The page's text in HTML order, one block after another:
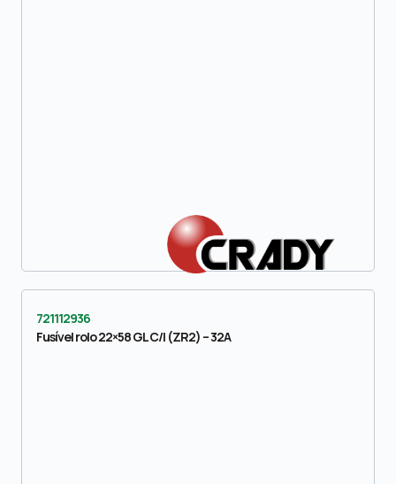
721112936
Fusível rolo 22×58 GL C/I (ZR2) – 32A